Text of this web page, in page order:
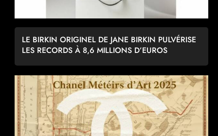
LE BIRKIN ORIGINEL DE JANE BIRKIN PULVÉRISE
LES RECORDS À 8,6 MILLIONS D’EUROS